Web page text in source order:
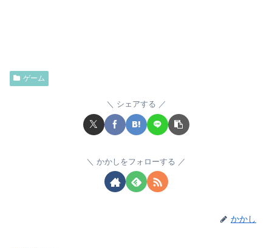
ゲーム
シェアする
かかしをフォローする
かかし